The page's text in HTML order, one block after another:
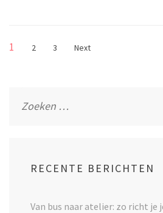
Berichten
Page
1 Page
2 Page
3 Next
naar:
RECENTE BERICHTEN
Van bus naar atelier: zo richt je